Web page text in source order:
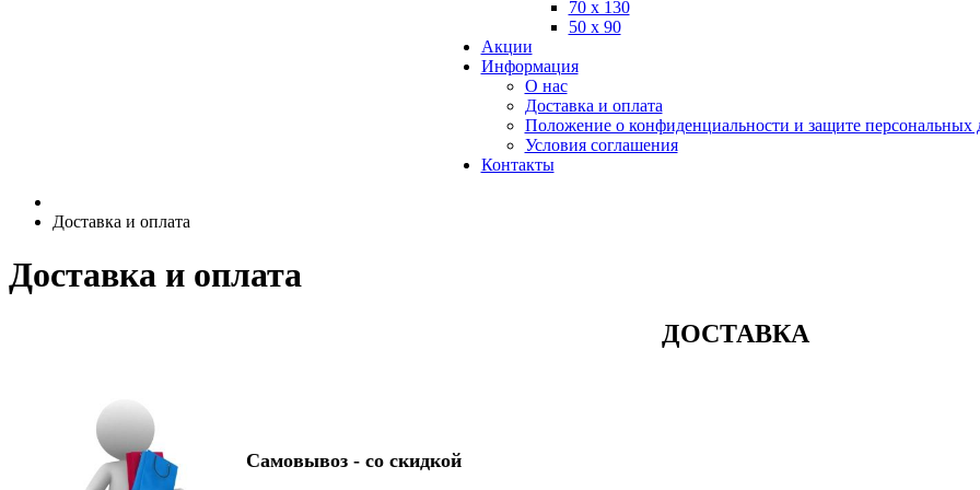
70 х 130
50 х 90
Акции
Информация
О нас
Доставка и оплата
Положение о конфиденциальности и защите персональных
Условия соглашения
Контакты
Доставка и оплата
Доставка и оплата
ДОСТАВКА
Самовывоз - со скидкой